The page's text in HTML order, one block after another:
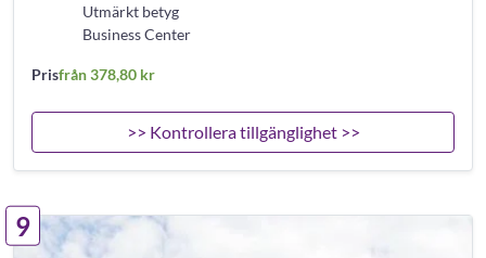
Utmärkt betyg
Business Center
Prisfrån 378,80 kr
>> Kontrollera tillgänglighet >>
9